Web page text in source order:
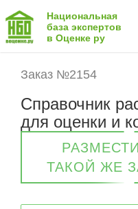
Национальная
база экспертов
в Оценке ру
Заказ №2154
Справочник
для оценки и
ТАКОЙ ЖЕ